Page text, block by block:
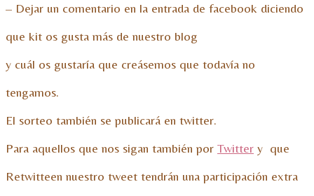
– Dejar un comentario en la entrada de facebook diciendo
que kit os gusta más de nuestro blog
y cuál os gustaría que creásemos que todavía no
tengamos.
El sorteo también se publicará en twitter.
Para aquellos que nos sigan también por Twitter y que
Retwitteen nuestro tweet tendrán una participación extra